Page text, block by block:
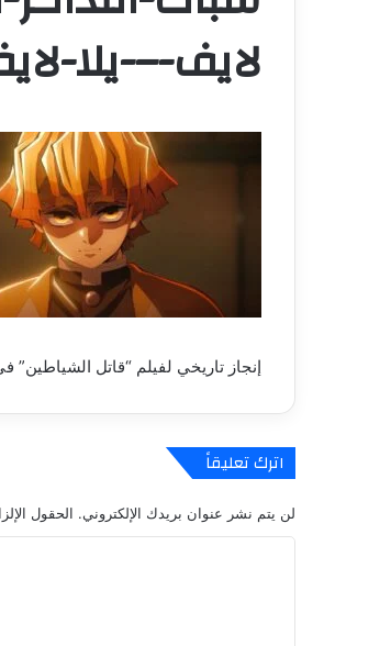
لايف-–-يلا-
إنجاز تاريخي لفيلم “قاتل الشياطين”
اترك تعليقاً
لن يتم نشر عنوان بريدك الإلكتروني. الحقول